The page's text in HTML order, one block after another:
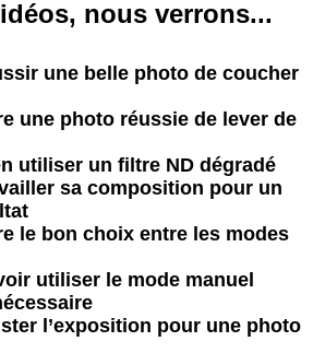
nous verrons...
une belle photo de coucher
une photo réussie de lever de
utiliser un filtre ND dégradé
sa composition pour un
le bon choix entre les modes
utiliser le mode manuel
l’exposition pour une photo